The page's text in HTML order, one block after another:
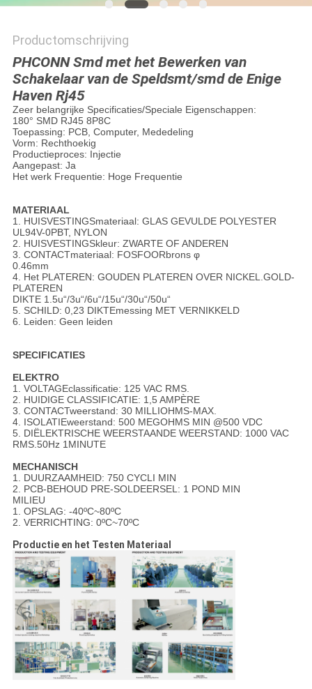
Productomschrijving
PHCONN Smd met het Bewerken van
Schakelaar van de Speldsmt/smd de Enige
Haven Rj45
Zeer belangrijke Specificaties/Speciale Eigenschappen:
180° SMD RJ45 8P8C
Toepassing: PCB, Computer, Mededeling
Vorm: Rechthoekig
Productieproces: Injectie
Aangepast: Ja
Het werk Frequentie: Hoge Frequentie
MATERIAAL
1. HUISVESTINGSmateriaal: GLAS GEVULDE POLYESTER
UL94V-0PBT, NYLON
2. HUISVESTINGSkleur: ZWARTE OF ANDEREN
3. CONTACTmateriaal: FOSFOORbrons φ
0.46mm
4. Het PLATEREN: GOUDEN PLATEREN OVER NICKEL.GOLD-
PLATEREN
DIKTE 1.5u“/3u“/6u“/15u“/30u“/50u“
5. SCHILD: 0,23 DIKTEmessing MET VERNIKKELD
6. Leiden: Geen leiden
SPECIFICATIES
ELEKTRO
1. VOLTAGEclassificatie: 125 VAC RMS.
2. HUIDIGE CLASSIFICATIE: 1,5 AMPÈRE
3. CONTACTweerstand: 30 MILLIOHMS-MAX.
4. ISOLATIEweerstand: 500 MEGOHMS MIN @500 VDC
5. DIËLEKTRISCHE WEERSTAANDE WEERSTAND: 1000 VAC
RMS.50Hz 1MINUTE
MECHANISCH
1. DUURZAAMHEID: 750 CYCLI MIN
2. PCB-BEHOUD PRE-SOLDEERSEL: 1 POND MIN
MILIEU
1. OPSLAG: -40ºC~80ºC
2. VERRICHTING: 0ºC~70ºC
Productie en het Testen Materiaal